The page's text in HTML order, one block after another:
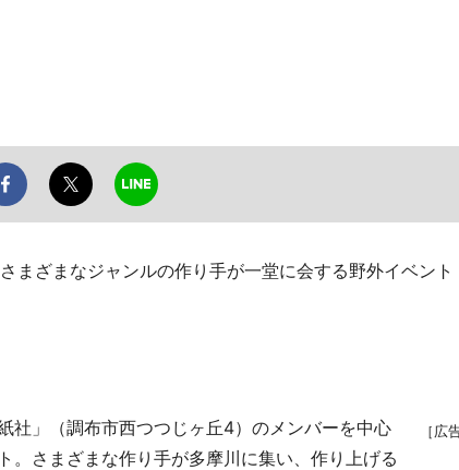
まざまなジャンルの作り手が一堂に会する野外イベント
［広
」（調布市西つつじヶ丘4）のメンバーを中心
。さまざまな作り手が多摩川に集い、作り上げる